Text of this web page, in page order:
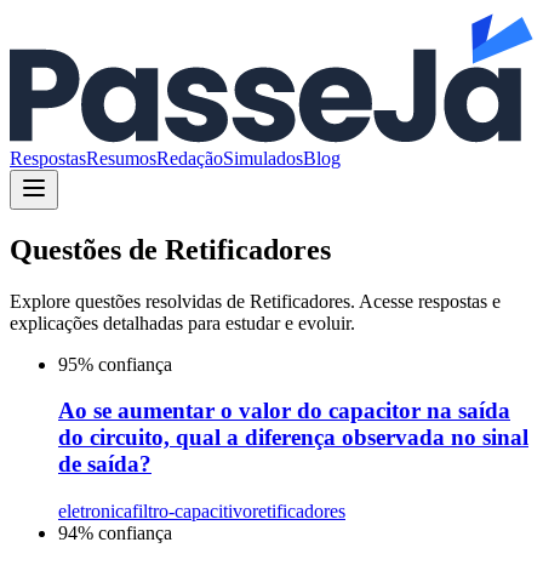
RespostasResumosRedaçãoSimuladosBlog
Questões de Retificadores
Explore questões resolvidas de Retificadores. Acesse respostas e
explicações detalhadas para estudar e evoluir.
95% confiança
Ao se aumentar o valor do capacitor na saída
do circuito, qual a diferença observada no sinal
de saída?
eletronicafiltro-capacitivoretificadores
94% confiança